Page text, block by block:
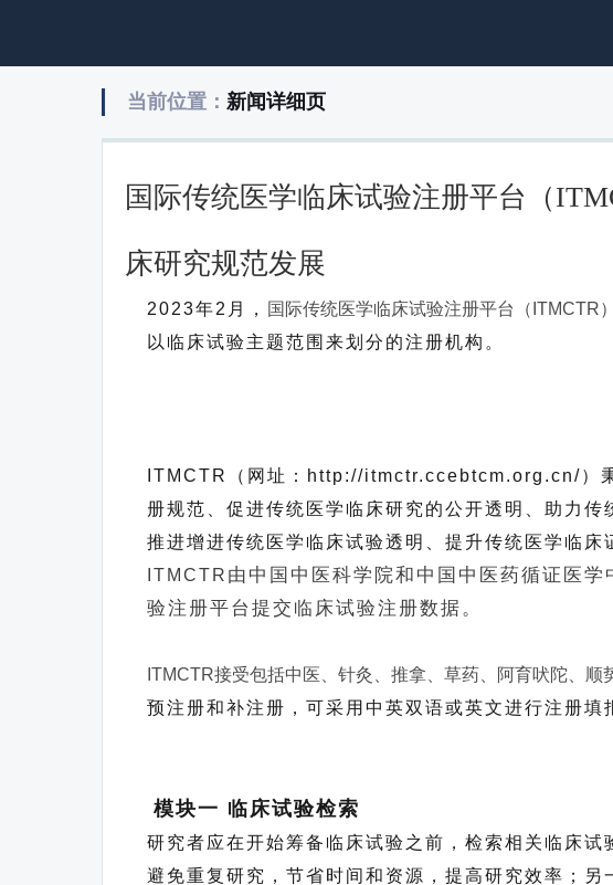
当前位置： 新闻详细页
国际传统医学临床试验注册平台（
床研究规范发展
2023年2月， 国际传统医学临床试验注册平台（ITMCTR）
以临床试验主题范围来划分的注册机构。
ITMCTR（网址：http://itmctr.ccebtcm.org.cn/）
册规范、促进传统医学临床研究的公开透明、助力
推进增进传统医学临床试验透明、提升传统医学临
ITMCTR 由中国中医科学院和中国中医药循证医
验注册平台提交临床试验注册数据。
ITMCTR接受包括中医、针灸、推拿、草药、阿育吠陀、
预注册和补注册，可采用中英双语或英文进行注册填
模块一 临床试验检索
研究者应在开始筹备临床试验之前，检索相关临床
避免重复研究，节省时间和资源，提高研究效率；